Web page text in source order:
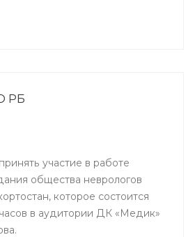
Лондона.
РБ
участие в работе
общества неврологов
которое состоится
часов в аудитории ДК «Медик»